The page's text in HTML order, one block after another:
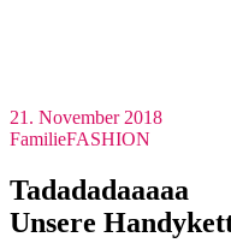
21. November 2018
FamilieFASHION
Tadadadaaaaa
Unsere